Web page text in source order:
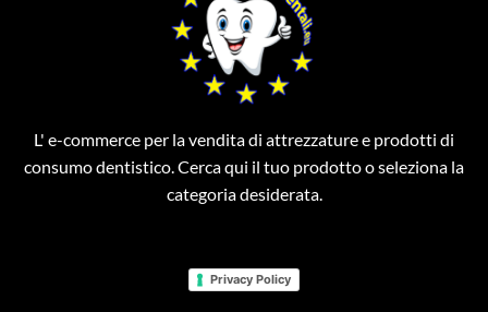
L' e-commerce per la vendita di attrezzature e prodotti di
consumo dentistico. Cerca qui il tuo prodotto o seleziona la
categoria desiderata.
Privacy Policy